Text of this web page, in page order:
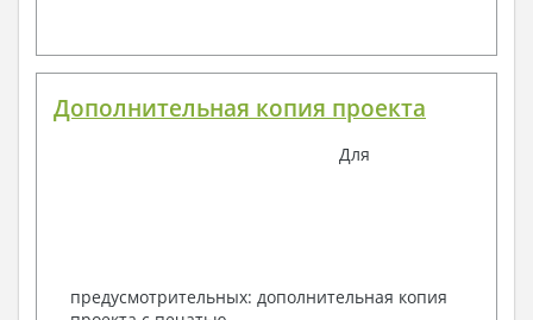
Дополнительная копия проекта
Для
предусмотрительных: дополнительная копия